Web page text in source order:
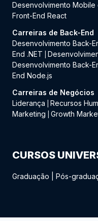
Desenvolvimento Mobile
Front-End React
Carreiras de Back-End
Desenvolvimento Back-
End .NET
Desenvolvimento Back-
End Node.js
Carreiras de Negócios
Liderança
Recursos
Marketing
Growth
CURSOS
Graduação Pós-